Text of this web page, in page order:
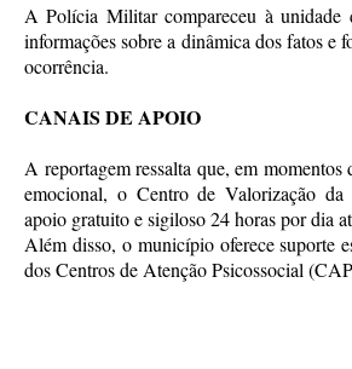
A Polícia Militar compareceu à unidade
informações sobre a dinâmica dos fatos e
ocorrência.
CANAIS DE APOIO
A reportagem ressalta que, em
emocional, o Centro de Valorização
apoio gratuito e sigiloso 24 horas por dia
Além disso, o município oferece suporte
dos Centros de Atenção Psicossocial